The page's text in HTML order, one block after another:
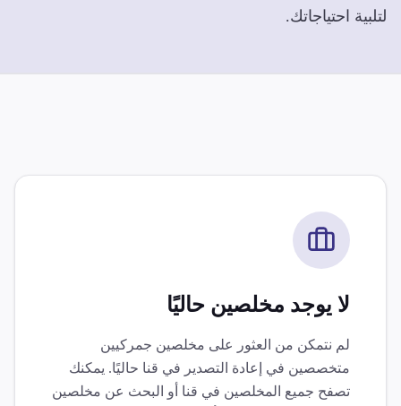
لتلبية احتياجاتك.
لا يوجد مخلصين حاليًا
لم نتمكن من العثور على مخلصين جمركيين
متخصصين في
إعادة التصدير في قنا حاليًا. يمكنك
تصفح جميع المخلصين في قنا أو البحث عن مخلصين